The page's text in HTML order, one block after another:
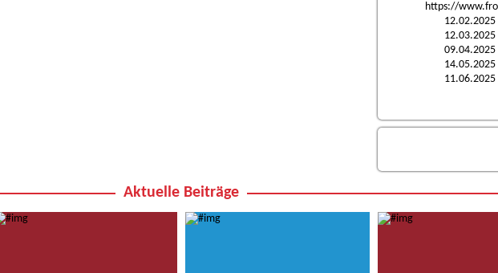
https://
12.02.2025
12.03.2025
09.04.2025
14.05.2025
11.06.2025
Aktuelle Beiträge